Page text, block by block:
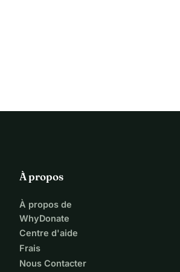
À propos
À propos de
WhyDonate
Centre d'aide
Frais
Nous Contacter